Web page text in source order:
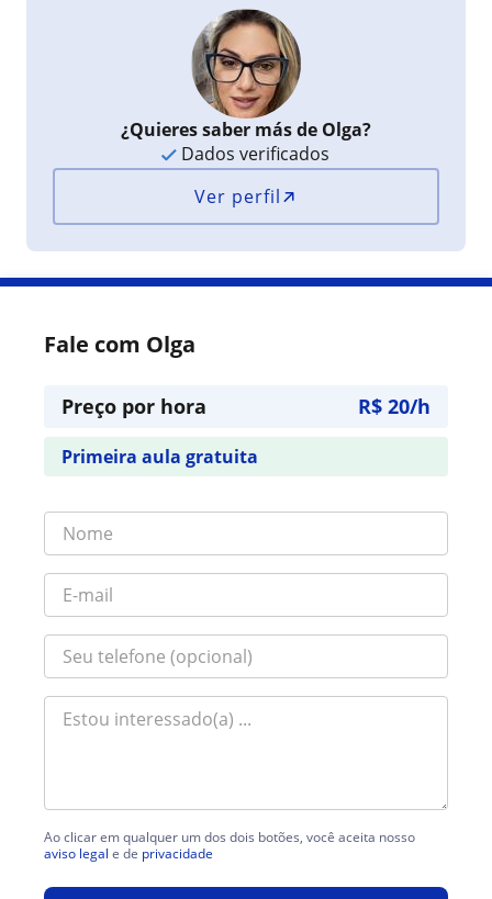
¿Quieres saber más de Olga?
Dados verificados
Ver perfil
Fale com Olga
Preço por hora R$ 20/h
Primeira aula gratuita
Ao clicar em qualquer um dos dois botões, você aceita nosso
aviso legal e de privacidade